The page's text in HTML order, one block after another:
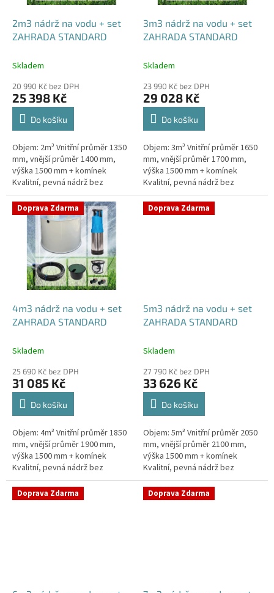
2m3 nádrž na vodu + set
ZAHRADA STANDARD
Skladem
20 990 Kč bez DPH
25 398 Kč
Do košíku
Objem: 2m³ Vnitřní průměr 1350
mm, vnější průměr 1400 mm,
výška 1500 mm + komínek
Kvalitní, pevná nádrž bez
potřeby obetonování.Průměr a
umístění přítoku/ů, odtoku/ů
apod....
3m3 nádrž na vodu + set
ZAHRADA STANDARD
Skladem
23 990 Kč bez DPH
29 028 Kč
Do košíku
Objem: 3m³ Vnitřní průměr 1650
mm, vnější průměr 1700 mm,
výška 1500 mm + komínek
Kvalitní, pevná nádrž bez
potřeby obetonování.Průměr a
umístění přítoku/ů, odtoku/ů
apod....
Doprava Zdarma
4m3 nádrž na vodu + set
ZAHRADA STANDARD
Skladem
25 690 Kč bez DPH
31 085 Kč
Do košíku
Objem: 4m³ Vnitřní průměr 1850
mm, vnější průměr 1900 mm,
výška 1500 mm + komínek
Kvalitní, pevná nádrž bez
potřeby obetonování.Průměr a
umístění přítoku/ů, odtoku/ů
apod....
Doprava Zdarma
5m3 nádrž na vodu + set
ZAHRADA STANDARD
Skladem
27 790 Kč bez DPH
33 626 Kč
Do košíku
Objem: 5m³ Vnitřní průměr 2050
mm, vnější průměr 2100 mm,
výška 1500 mm + komínek
Kvalitní, pevná nádrž bez
potřeby obetonování.Průměr a
umístění přítoku/ů, odtoku/ů
apod....
Doprava Zdarma Doprava Zdarma